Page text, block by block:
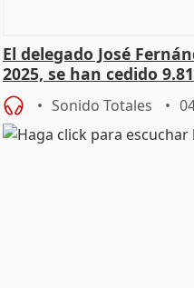
El delegado José
2025, se han cedido
Sonido Totales